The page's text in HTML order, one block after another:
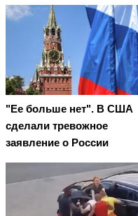
"Ее больше нет". В США
сделали тревожное
заявление о России